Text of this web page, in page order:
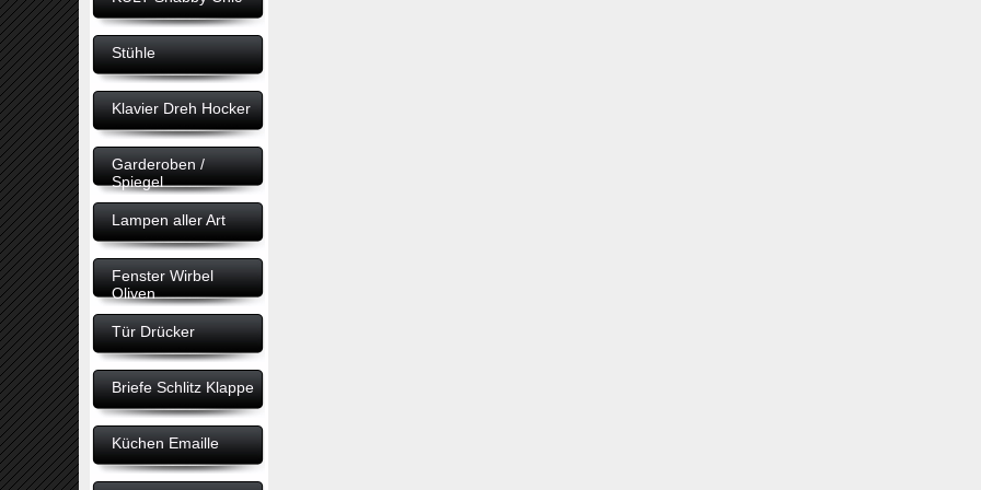
Stühle
Klavier Dreh Hocker
Garderoben /
Spiegel
Lampen aller Art
Fenster Wirbel
Oliven
Tür Drücker
Briefe Schlitz Klappe
Küchen Emaille